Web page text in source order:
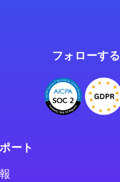
フォローする
ート